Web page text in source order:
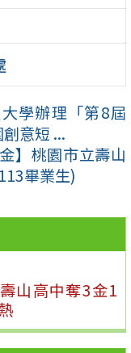
山高中奪3金1
學辦理「第8屆
意短 ...
金】桃園市立壽山
畢業生)